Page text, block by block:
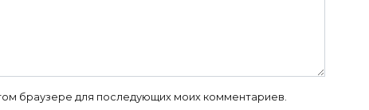
браузере для последующих моих комментариев.